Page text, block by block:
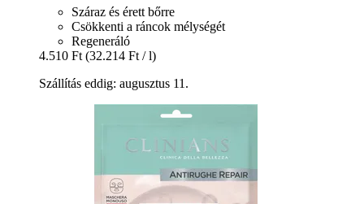
Száraz és érett bőrre
Csökkenti a ráncok mélységét
Regeneráló
4.510 Ft (32.214 Ft / l)
Szállítás eddig: augusztus 11.